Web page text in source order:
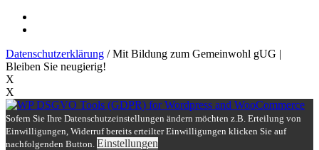
Datenschutzerklärung / Mit Bildung zum Gemeinwohl gUG |
Bleiben Sie neugierig!
X
X
Sofern Sie Ihre Datenschutzeinstellungen ändern möchten z.B. Erteilung von
Einwilligungen, Widerruf bereits erteilter Einwilligungen klicken Sie auf
nachfolgenden Button. Einstellungen